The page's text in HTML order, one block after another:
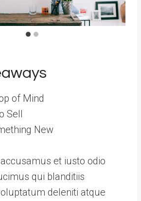
of Mind
Sell
New
et iusto odio
qui blanditiis
deleniti atque